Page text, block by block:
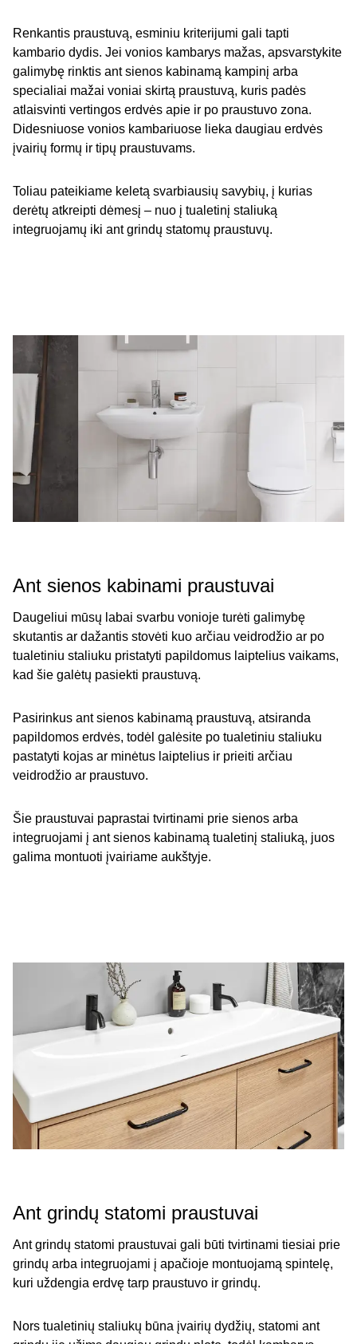
Renkantis praustuvą, esminiu kriterijumi gali tapti
kambario dydis. Jei vonios kambarys mažas, apsvarstykite
galimybę rinktis ant sienos kabinamą kampinį arba
specialiai mažai voniai skirtą praustuvą, kuris padės
atlaisvinti vertingos erdvės apie ir po praustuvo zona.
Didesniuose vonios kambariuose lieka daugiau erdvės
įvairių formų ir tipų praustuvams.
Toliau pateikiame keletą svarbiausių savybių, į kurias
derėtų atkreipti dėmesį – nuo į tualetinį staliuką
integruojamų iki ant grindų statomų praustuvų.
Ant sienos kabinami praustuvai
Daugeliui mūsų labai svarbu vonioje turėti galimybę
skutantis ar dažantis stovėti kuo arčiau veidrodžio ar po
tualetiniu staliuku pristatyti papildomus laiptelius vaikams,
kad šie galėtų pasiekti praustuvą.
Pasirinkus ant sienos kabinamą praustuvą, atsiranda
papildomos erdvės, todėl galėsite po tualetiniu staliuku
pastatyti kojas ar minėtus laiptelius ir prieiti arčiau
veidrodžio ar praustuvo.
Šie praustuvai paprastai tvirtinami prie sienos arba
integruojami į ant sienos kabinamą tualetinį staliuką, juos
galima montuoti įvairiame aukštyje.
Ant grindų statomi praustuvai
Ant grindų statomi praustuvai gali būti tvirtinami tiesiai prie
grindų arba integruojami į apačioje montuojamą spintelę,
kuri uždengia erdvę tarp praustuvo ir grindų.
Nors tualetinių staliukų būna įvairių dydžių, statomi ant